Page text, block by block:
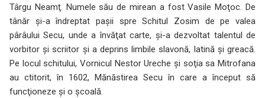
Târgu Neamţ. Numele său de mirean a fost Vasile Moţoc. De
tânăr şi-a îndreptat paşii spre Schitul Zosim de pe valea
pârâului Secu, unde a învăţat carte, şi-a dezvoltat talentul de
vorbitor şi scriitor şi a deprins limbile slavonă, latină şi greacă.
Pe locul schitului, Vornicul Nestor Ureche şi soţia sa Mitrofana
au ctitorit, în 1602, Mănăstirea Secu în care a început să
funcţioneze şi o şcoală.